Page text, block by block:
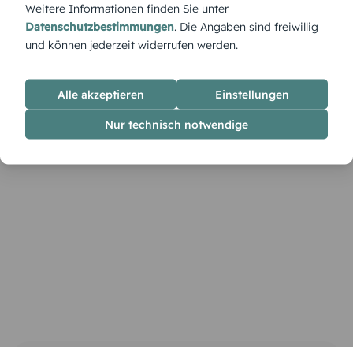
Weitere Informationen finden Sie unter
Datenschutzbestimmungen. Die Angaben sind freiwillig
und können jederzeit widerrufen werden.
Alle akzeptieren Einstellungen
Nur technisch notwendige